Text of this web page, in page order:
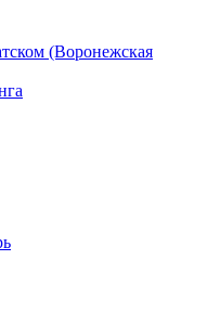
(Воронежская